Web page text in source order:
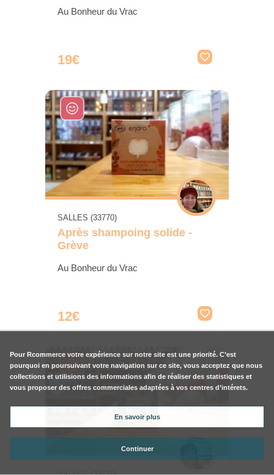
Au Bonheur du Vrac
19€
SALLES (33770)
Après shampoing solide -
Grève
Au Bonheur du Vrac
12€
Pour Rcommerce votre expérience sur notre site est une priorité. C’est
pourquoi en poursuivant votre navigation sur ce site, vous acceptez que nous
collections et utilisions des informations afin de réaliser des statistiques et
vous proposer des offres commerciales adaptées à vos centres d’intérets.
En savoir plus
Continuer